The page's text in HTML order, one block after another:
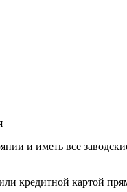
и иметь все
кредитной картой